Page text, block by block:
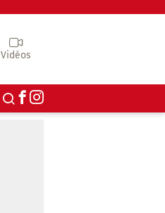
Vidéos